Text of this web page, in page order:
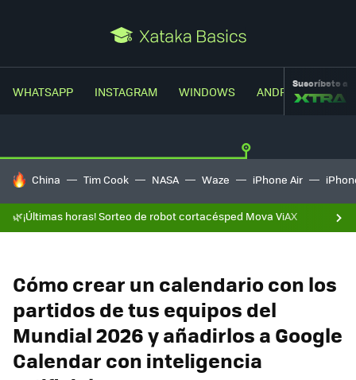
WHATSAPP INSTAGRAM WINDOWS ANDROIDSuscríbete a
HOY SE HABLA DE
China Tim Cook NASA Waze iPhone Air
🌿¡Últimas horas! Sorteo de robot cortacésped Mova ViAX
Cómo crear un calendario con los
partidos de tus equipos del
Mundial 2026 y añadirlos a Google
Calendar con inteligencia